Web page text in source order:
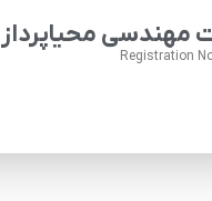
مهندسی محیاپرداز
Registration